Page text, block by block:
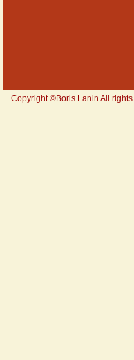
Copyright ©Boris Lanin All